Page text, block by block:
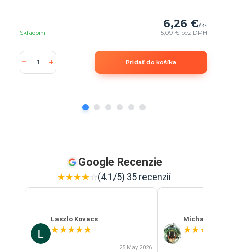
6,26 €/ks
5,09 € bez DPH
Skladom
Pridať do košíka
Google Recenzie
★★★★☆(4.1/5) 35 recenzií
Laszlo Kovacs
★★★★★
25 May 2026
Michal Szabo
★★★